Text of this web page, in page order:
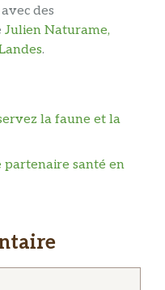
des
Julien Naturame,
.
la faune et la
partenaire santé en